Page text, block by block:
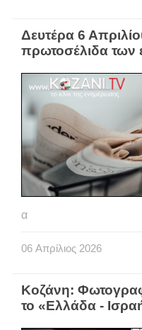
Δευτέρα 6
πρωτοσέλιδα των
α
06 Απρίλιος 2026
Κοζάνη:
το «Ελλάδα -